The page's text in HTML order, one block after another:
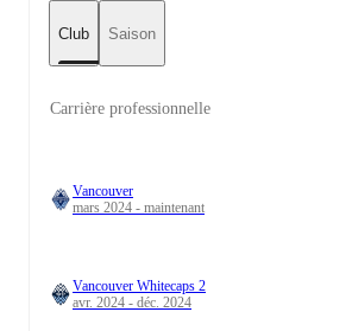
Club Saison
Carrière professionnelle
Vancouver
mars 2024 - maintenant
Vancouver Whitecaps 2
avr. 2024 - déc. 2024